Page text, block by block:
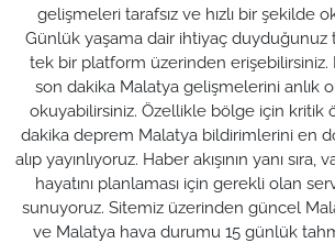
gelişmeleri tarafsız ve hızlı bir şekilde
Günlük yaşama dair ihtiyaç
tek bir platform üzerinden erişebilirsiniz.
son dakika Malatya gelişmelerini anlık
okuyabilirsiniz. Özellikle bölge için kritik
dakika deprem Malatya bildirimlerini en
alıp yayınlıyoruz. Haber akışının yanı
hayatını planlaması için gerekli olan
sunuyoruz. Sitemiz üzerinden güncel
ve Malatya hava durumu 15 günlük